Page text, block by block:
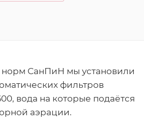
СанПиН мы установили
фильтров
вода на которые подаётся
аэрации.